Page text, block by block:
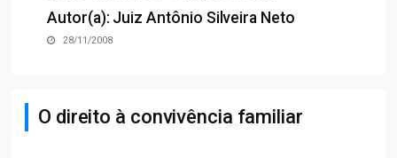
Autor(a): Juiz Antônio Silveira Neto
28/11/2008
O direito à convivência familiar